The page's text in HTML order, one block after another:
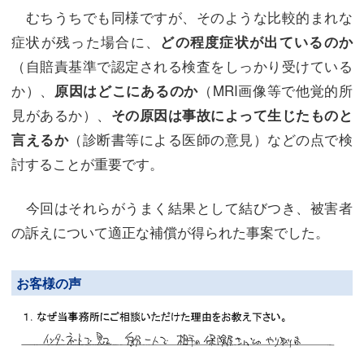
むちうちでも同様ですが、そのような比較的まれな
症状が残った場合に、 どの程度症状が出ているのか
（自賠責基準で認定される検査をしっかり受けている
か）、 原因はどこにあるのか（MRI画像等で他覚的所
見があるか）、 その原因は事故によって生じたものと
言えるか（診断書等による医師の意見）などの点で検
討することが重要です。
今回はそれらがうまく結果として結びつき、被害者
の訴えについて適正な補償が得られた事案でした。
お客様の声